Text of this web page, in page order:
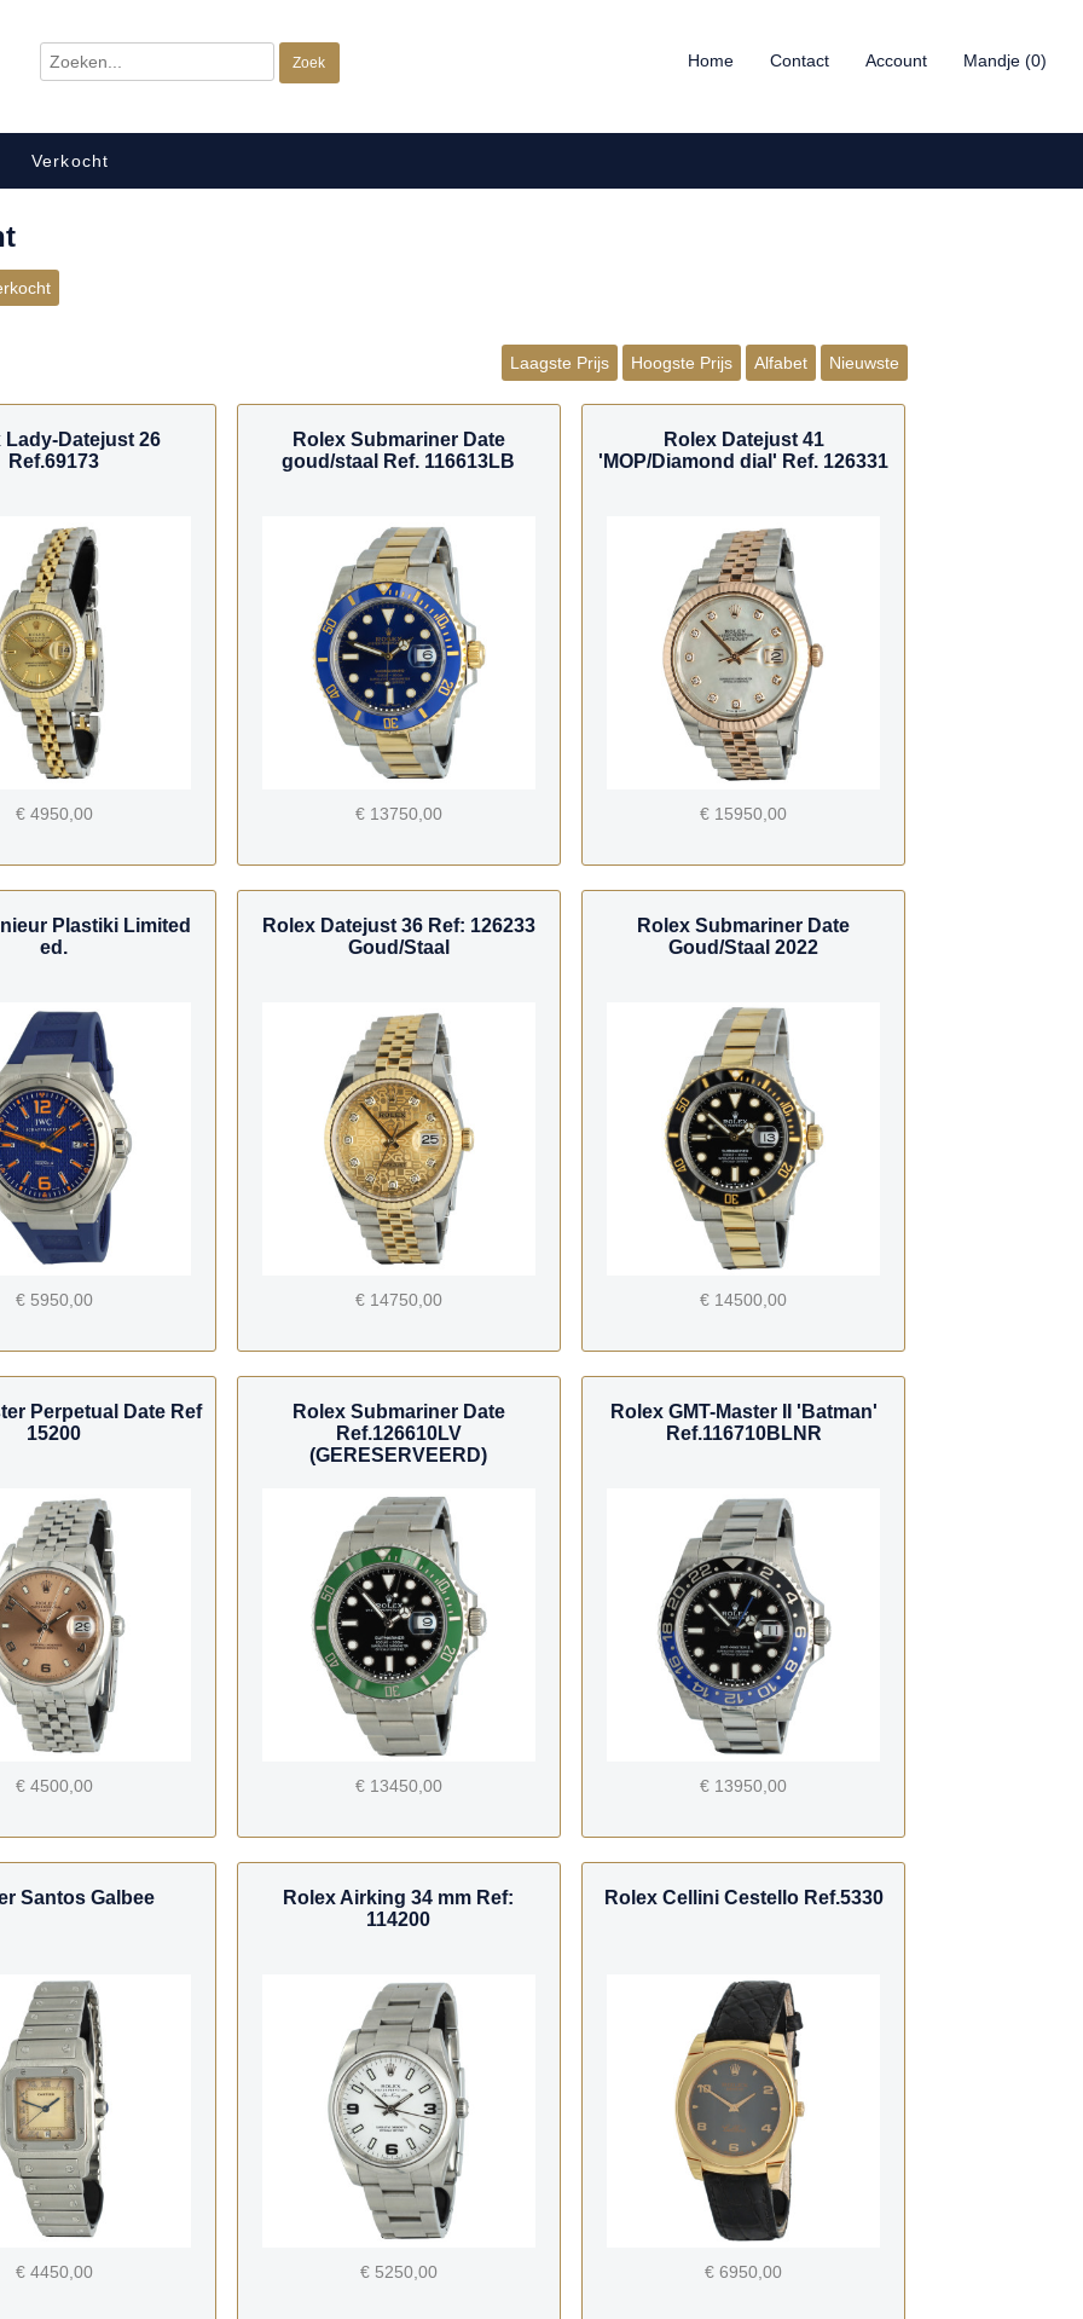
Mandje (0)
Account
Contact
Home
Verkocht
Laagste Prijs Hoogste Prijs Alfabet Nieuwste
Lady-Datejust 26
Ref.69173
€ 4950,00
Rolex Submariner Date
goud/staal Ref. 116613LB
€ 13750,00
Rolex Datejust 41
'MOP/Diamond dial' Ref. 126331
€ 15950,00
Plastiki Limited
ed.
€ 5950,00
Rolex Datejust 36 Ref: 126233
Goud/Staal
€ 14750,00
Rolex Submariner Date
Goud/Staal 2022
€ 14500,00
Perpetual Date Ref
15200
€ 4500,00
Rolex Submariner Date
Ref.126610LV
(GERESERVEERD)
€ 13450,00
Rolex GMT-Master II 'Batman'
Ref.116710BLNR
€ 13950,00
Santos Galbee
€ 4450,00
Rolex Airking 34 mm Ref:
114200
€ 5250,00
Rolex Cellini Cestello Ref.5330
€ 6950,00